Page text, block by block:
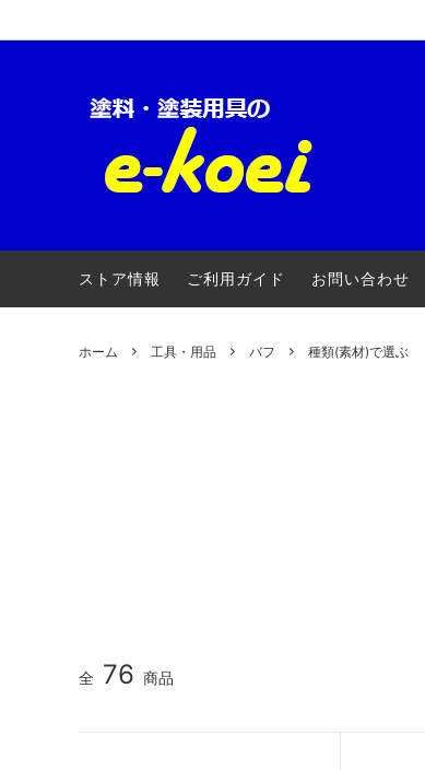
ロックペイント-車両用
三井化学産資
ファレクラ
【キャンペーン】
安全衛生用品
ストア情報
ご利用ガイド お問い合わせ
ホーム 工具・用品 バフ 種類(素材)で選ぶ
全 76 商品